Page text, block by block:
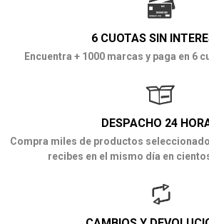
6 CUOTAS SIN
Encuentra + 1000 marcas y paga en 6
DESPACHO 24
Compra miles de productos
recibes en el mismo día en